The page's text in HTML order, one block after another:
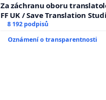
Za záchranu oboru
FF UK / Save Translation
the Faculty of Arts, Charles
University
8 192 podpisů
Oznámení o transparentnosti